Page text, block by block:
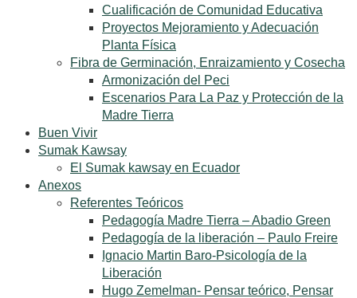
Cualificación de Comunidad Educativa
Proyectos Mejoramiento y Adecuación
Planta Física
Fibra de Germinación, Enraizamiento y Cosecha
Armonización del Peci
Escenarios Para La Paz y Protección de la
Madre Tierra
Buen Vivir
Sumak Kawsay
El Sumak kawsay en Ecuador
Anexos
Referentes Teóricos
Pedagogía Madre Tierra – Abadio Green
Pedagogía de la liberación – Paulo Freire
Ignacio Martin Baro-Psicología de la
Liberación
Hugo Zemelman- Pensar teórico, Pensar